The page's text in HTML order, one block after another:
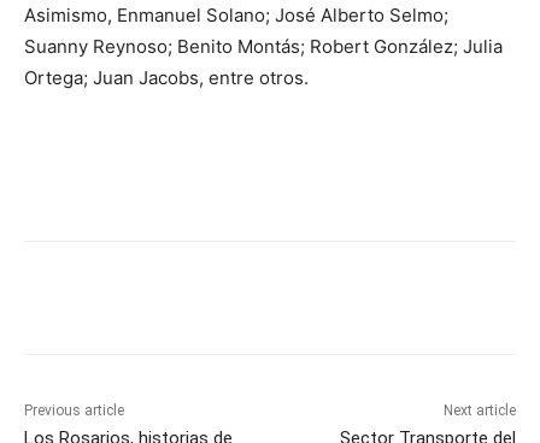
Asimismo, Enmanuel Solano; José Alberto Selmo;
Suanny Reynoso; Benito Montás; Robert González; Julia
Ortega; Juan Jacobs, entre otros.
Previous article
Los Rosarios, historias de
Next article
Sector Transporte del